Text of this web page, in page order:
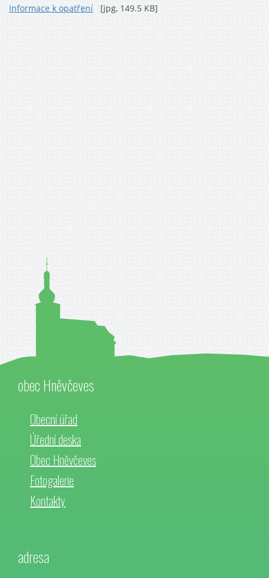
Informace k opatření [jpg, 149.5 KB]
obec Hněvčeves
Obecní úřad
Úřední deska
Obec Hněvčeves
Fotogalerie
Kontakty
adresa